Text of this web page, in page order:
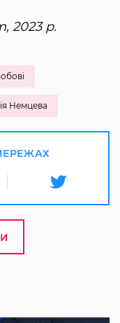
2023 р.
Немцева